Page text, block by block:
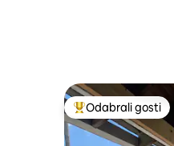
Među najviše
Odabrali gosti